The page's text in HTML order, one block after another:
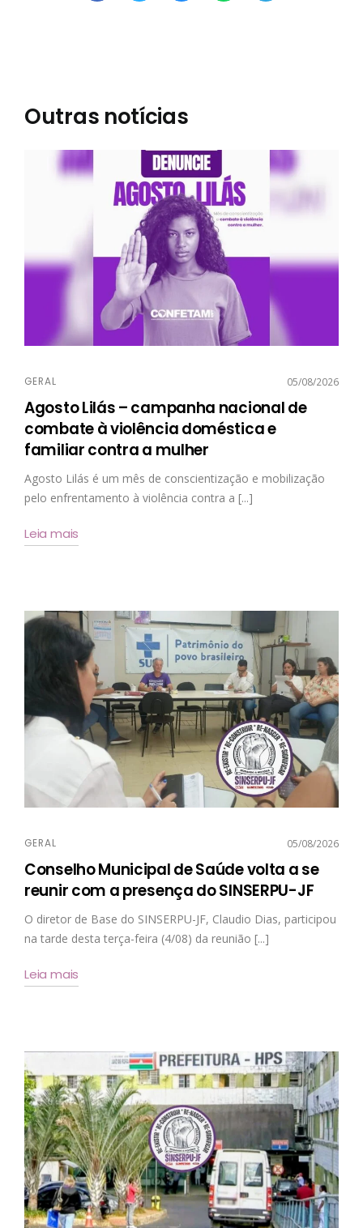
Outras notícias
GERAL 05/08/2026
Agosto Lilás – campanha nacional de
combate à violência doméstica e
familiar contra a mulher
Agosto Lilás é um mês de conscientização e mobilização
pelo enfrentamento à violência contra a [...]
Leia mais
GERAL 05/08/2026
Conselho Municipal de Saúde volta a se
reunir com a presença do SINSERPU-JF
O diretor de Base do SINSERPU-JF, Claudio Dias, participou
na tarde desta terça-feira (4/08) da reunião [...]
Leia mais